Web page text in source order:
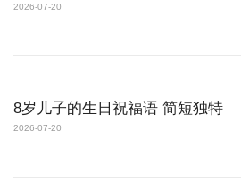
2026-07-20
8岁儿子的生日祝福语 简短独特
2026-07-20